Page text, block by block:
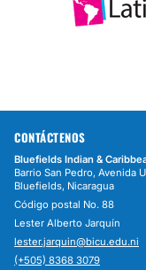
CONTÁCTENOS
Bluefields Indian &
Barrio San Pedro, Avenida
Bluefields, Nicaragua
Código postal No. 88
Lester Alberto Jarquín
lester.jarquin@bicu.edu.ni
(+505) 8368 3079